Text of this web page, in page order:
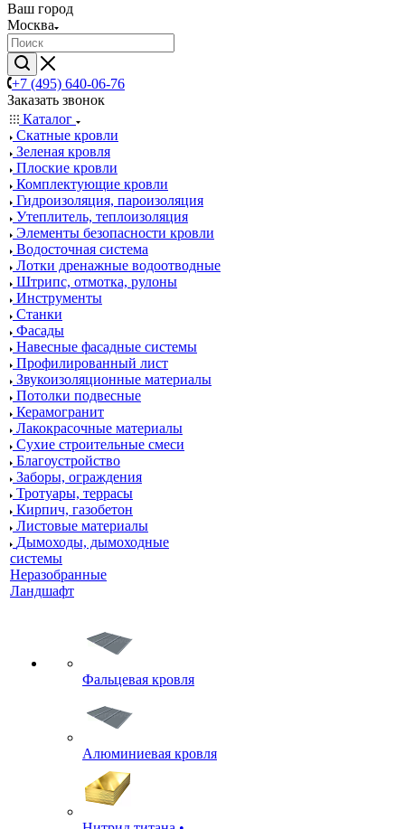
Ваш город
Москва
+7 (495) 640-06-76
Заказать звонок
Каталог
Скатные кровли
Зеленая кровля
Плоские кровли
Комплектующие кровли
Гидроизоляция, пароизоляция
Утеплитель, теплоизоляция
Элементы безопасности кровли
Водосточная система
Лотки дренажные водоотводные
Штрипс, отмотка, рулоны
Инструменты
Станки
Фасады
Навесные фасадные системы
Профилированный лист
Звукоизоляционные материалы
Потолки подвесные
Керамогранит
Лакокрасочные материалы
Сухие строительные смеси
Благоустройство
Заборы, ограждения
Тротуары, террасы
Кирпич, газобетон
Листовые материалы
Дымоходы, дымоходные
системы
Неразобранные
Ландшафт
Фальцевая кровля
Алюминиевая кровля